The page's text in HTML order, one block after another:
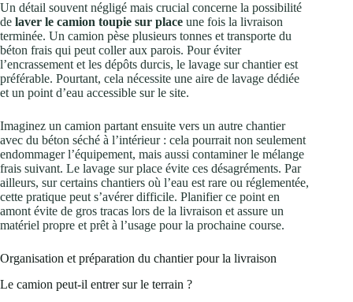
Un détail souvent négligé mais crucial concerne la possibilité
de laver le camion toupie sur place une fois la livraison
terminée. Un camion pèse plusieurs tonnes et transporte du
béton frais qui peut coller aux parois. Pour éviter
l’encrassement et les dépôts durcis, le lavage sur chantier est
préférable. Pourtant, cela nécessite une aire de lavage dédiée
et un point d’eau accessible sur le site.
Imaginez un camion partant ensuite vers un autre chantier
avec du béton séché à l’intérieur : cela pourrait non seulement
endommager l’équipement, mais aussi contaminer le mélange
frais suivant. Le lavage sur place évite ces désagréments. Par
ailleurs, sur certains chantiers où l’eau est rare ou réglementée,
cette pratique peut s’avérer difficile. Planifier ce point en
amont évite de gros tracas lors de la livraison et assure un
matériel propre et prêt à l’usage pour la prochaine course.
Organisation et préparation du chantier pour la livraison
Le camion peut-il entrer sur le terrain ?